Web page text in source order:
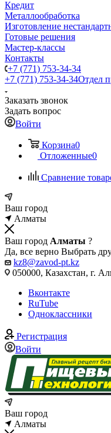
Кредит
Металлообработка
Изготовление
Готовые решения
Мастер-классы
Контакты
+7 (771) 753-34-34
+7 (771) 753-34-34Отдел
Заказать звонок
Задать вопрос
Войти
Корзина0
Отложенные0
Сравнение
Ваш город
Алматы
Ваш город Алматы ?
Да, все верно Выбрать
kz8@zavod-pt.kz
050000, Казахстан, г.
Вконтакте
RuTube
Одноклассники
Регистрация
Войти
Ваш город
Алматы